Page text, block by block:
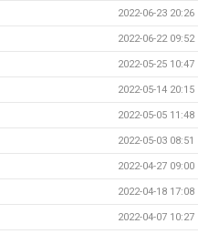
2022-06-23 20:26
2022-06-22 09:52
2022-05-25 10:47
2022-05-14 20:15
2022-05-05 11:48
2022-05-03 08:51
2022-04-27 09:00
2022-04-18 17:08
2022-04-07 10:27